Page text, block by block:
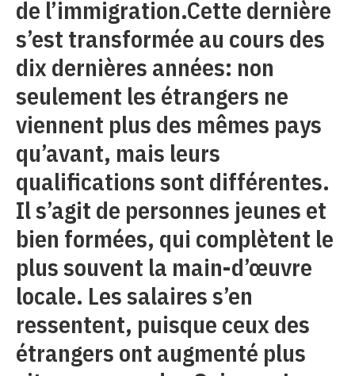
de l’immigration.Cette dernière
s’est transformée au cours des
dix dernières années: non
seulement les étrangers ne
viennent plus des mêmes pays
qu’avant, mais leurs
qualifications sont différentes.
Il s’agit de personnes jeunes et
bien formées, qui complètent le
plus souvent la main-d’œuvre
locale. Les salaires s’en
ressentent, puisque ceux des
étrangers ont augmenté plus